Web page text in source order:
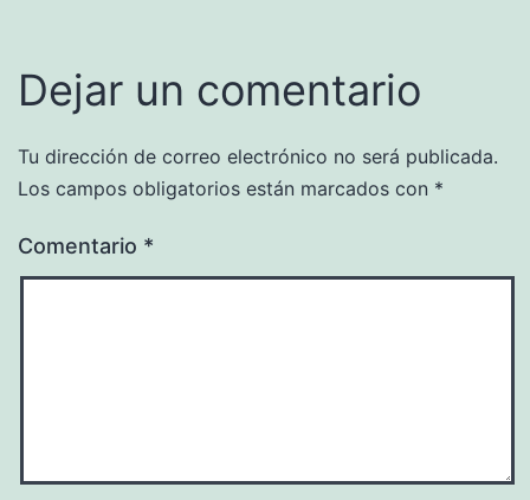
Dejar un comentario
Tu dirección de correo electrónico no será publicada.
Los campos obligatorios están marcados con *
Comentario *